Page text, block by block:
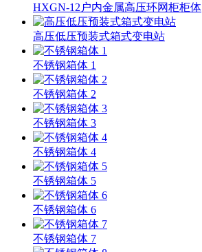
HXGN-12户内金属高压环网柜柜体
高压低压预装式箱式变电站
不锈钢箱体 1
不锈钢箱体 2
不锈钢箱体 3
不锈钢箱体 4
不锈钢箱体 5
不锈钢箱体 6
不锈钢箱体 7